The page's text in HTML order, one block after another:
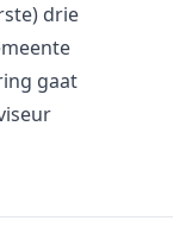
drie
gaat